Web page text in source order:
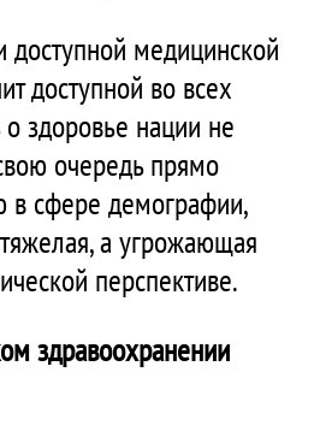
доступной медицинской
доступной во всех
о здоровье нации не
очередь прямо
в сфере демографии,
а угрожающая
перспективе.
здравоохранении